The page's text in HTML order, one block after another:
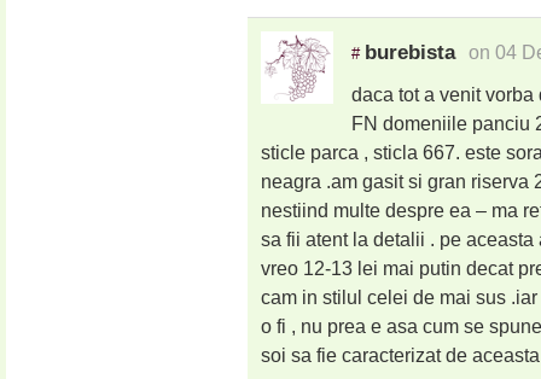
# burebista on 04
daca tot a venit
FN domeniile panciu
sticle parca , sticla 667. este
neagra .am gasit si gran riserva
nestiind multe despre ea – ma
sa fii atent la detalii . pe
vreo 12-13 lei mai putin decat
cam in stilul celei de mai sus
o fi , nu prea e asa cum se
soi sa fie caracterizat de